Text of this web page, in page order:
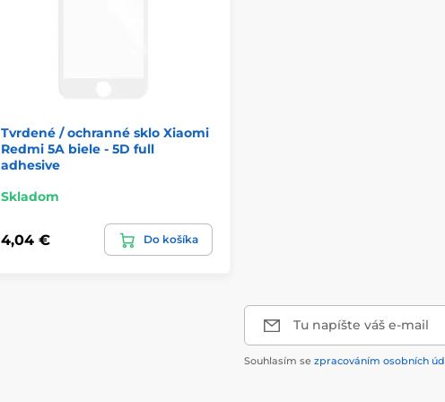
Tvrdené / ochranné sklo Xiaomi
Redmi 5A biele - 5D full
adhesive
Skladom
4,04 € Do košíka
Tu napíšte váš e-mail
Souhlasím se zpracováním osobních